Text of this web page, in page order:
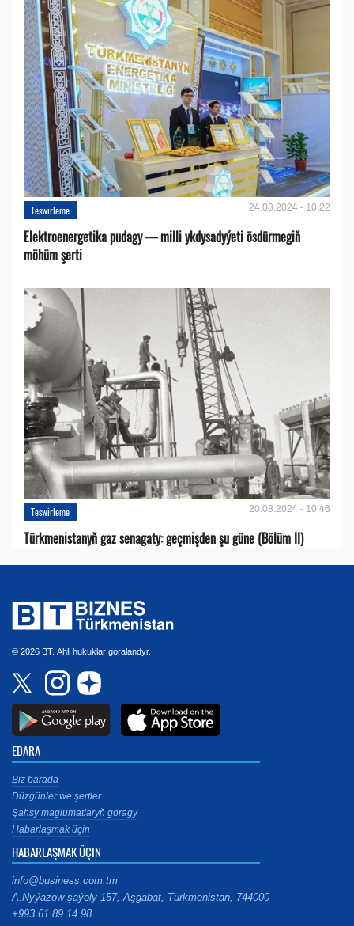
Teswirleme 24.08.2024 - 10:22
Elektroenergetika pudagy — milli ykdysadyýeti ösdürmegiň
möhüm şerti
Teswirleme 20.08.2024 - 10:46
Türkmenistanyň gaz senagaty: geçmişden şu güne (Bölüm II)
© 2026 BT. Ähli hukuklar goralandyr.
EDARA
Biz barada
Düzgünler we şertler
Şahsy maglumatlaryň goragy
Habarlaşmak üçin
HABARLAŞMAK ÜÇIN
info@business.com.tm
A.Nyýazow şaýoly 157, Aşgabat, Türkmenistan, 744000
+993 61 89 14 98